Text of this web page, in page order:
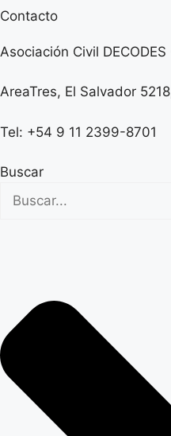
Contacto
Asociación Civil
AreaTres, El Salvador
Tel: +54 9 11 2399-8701
Buscar